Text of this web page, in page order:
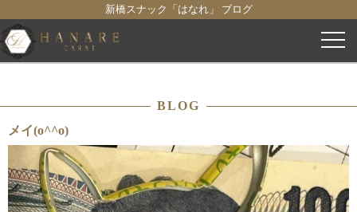
新橋スナック「はなれ」 ブログ
コ
ン
ツ
キ
ッ
BLOG
メイ(o^^o)